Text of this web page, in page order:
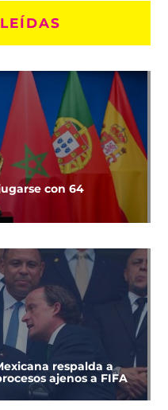
con 64
respalda a
ajenos a FIFA